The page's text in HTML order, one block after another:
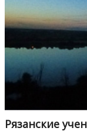
Рязанские